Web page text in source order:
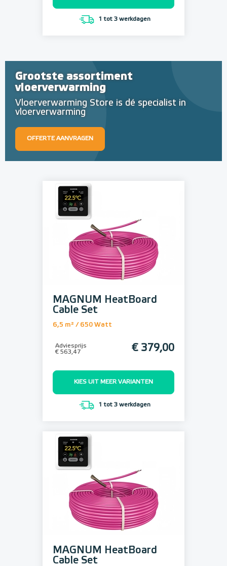
1 tot 3 werkdagen
Grootste assortiment
vloerverwarming
Vloerverwarming Store is dé specialist in
vloerverwarming
OFFERTE AANVRAGEN
MAGNUM HeatBoard
Cable Set
6,5 m² / 650 Watt
Adviesprijs
€ 563,47
€ 379,00
KIES UIT MEER VARIANTEN
1 tot 3 werkdagen
MAGNUM HeatBoard
Cable Set